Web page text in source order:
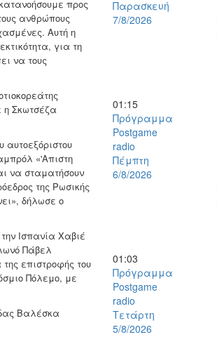
προς
ανθρώπους
Αυτή η
για τη
να τους
η Σκωτσέζα
αυτοεξόριστου
«'Απιστη
να σταματήσουν
της Ρωσικής
δήλωσε ο
Ισπανία Χαβιέ
Πάβελ
επιστροφής του
Πόλεμο, με
Βαλέσκα
Παρασκευή
7/8/2026
01:15
Πρόγραμμα
Postgame
radio
Πέμπτη
6/8/2026
01:03
Πρόγραμμα
Postgame
radio
Τετάρτη
5/8/2026